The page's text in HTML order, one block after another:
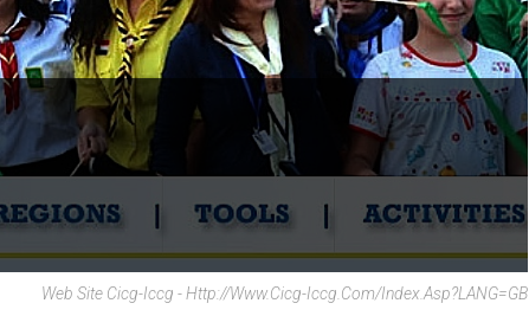
Web Site Cicg-Iccg - Http://www.cicg-Iccg.com/index.asp?LANG=GB